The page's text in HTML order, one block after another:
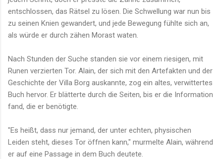
entschlossen, das Rätsel zu lösen. Die Schwellung war nun bis
zu seinen Knien gewandert, und jede Bewegung fühlte sich an,
als würde er durch zähen Morast waten.
Nach Stunden der Suche standen sie vor einem riesigen, mit
Runen verzierten Tor. Alain, der sich mit den Artefakten und der
Geschichte der Villa Borg auskannte, zog ein altes, verwittertes
Buch hervor. Er blätterte durch die Seiten, bis er die Information
fand, die er benötigte.
"Es heißt, dass nur jemand, der unter echten, physischen
Leiden steht, dieses Tor öffnen kann," murmelte Alain, während
er auf eine Passage in dem Buch deutete.